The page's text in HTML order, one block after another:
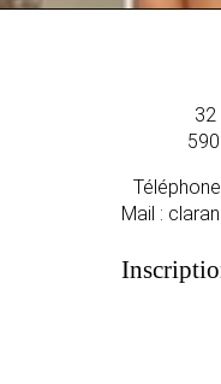
32
Mail :